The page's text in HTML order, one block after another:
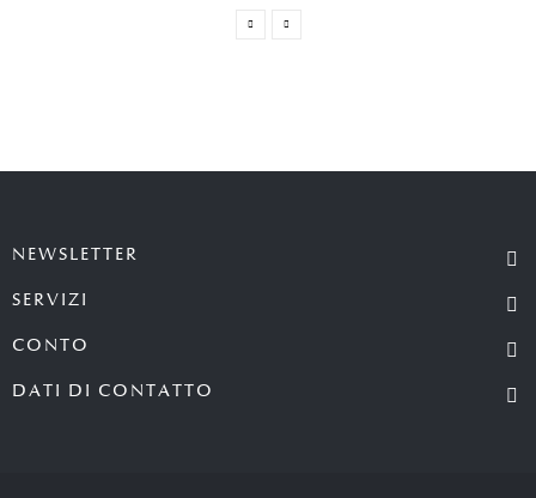
NEWSLETTER
SERVIZI
CONTO
DATI DI CONTATTO